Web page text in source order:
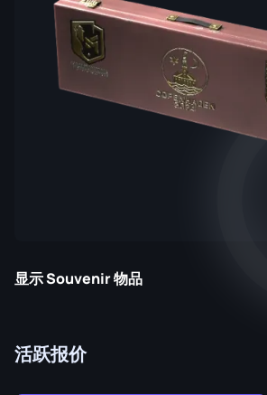
显示 Souvenir 物品
活跃报价